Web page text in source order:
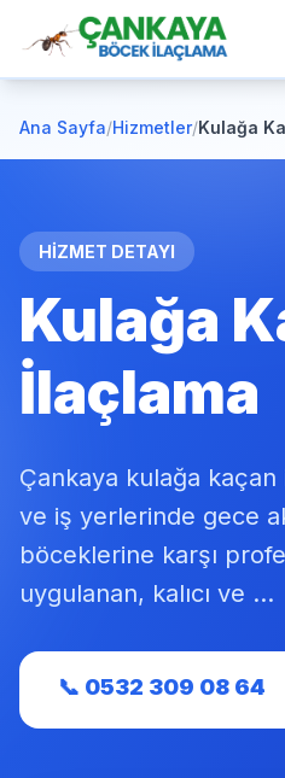
Ana Sayfa/Hizmetler/Kulağa
HİZMET DETAYI
Kulağa
İlaçlama
Çankaya kulağa
ve iş yerlerinde gece
böceklerine karşı
uygulanan, kalıcı ve ...
📞 0532 309 08 64